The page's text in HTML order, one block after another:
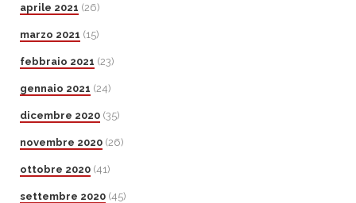
aprile 2021 (26)
marzo 2021 (15)
febbraio 2021 (23)
gennaio 2021 (24)
dicembre 2020 (35)
novembre 2020 (26)
ottobre 2020 (41)
settembre 2020 (45)